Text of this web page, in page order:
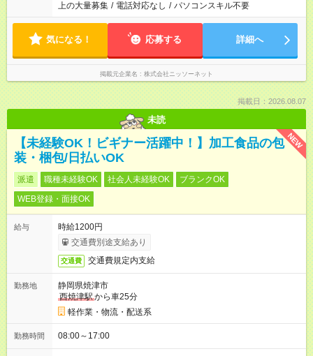
上の大量募集 / 電話対応なし / パソコンスキル不要
気になる！ 応募する 詳細へ
掲載元企業名 株式会社ニッソーネット
掲載日：2026.08.07
未読
NEW
【未経験OK！ビギナー活躍中！】加工食品の包
装・梱包/日払いOK
派遣 職種未経験OK 社会人未経験OK
ブランクOK
WEB登録・面接OK
給与
時給1200円
交通費別途支給あり
交通費 交通費規定内支給
勤務地
静岡県焼津市
西焼津駅から車25分
軽作業・物流・配送系
勤務時間 08:00～17:00